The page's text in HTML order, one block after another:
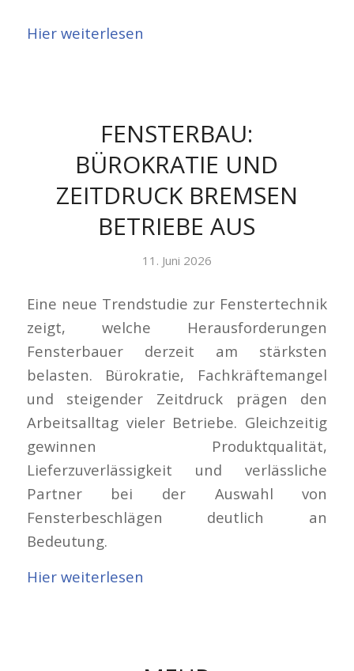
Hier weiterlesen
FENSTERBAU:
BÜROKRATIE UND
ZEITDRUCK BREMSEN
BETRIEBE AUS
11. Juni 2026
Eine neue Trendstudie zur Fenstertechnik
zeigt, welche Herausforderungen
Fensterbauer derzeit am stärksten
belasten. Bürokratie, Fachkräftemangel
und steigender Zeitdruck prägen den
Arbeitsalltag vieler Betriebe. Gleichzeitig
gewinnen Produktqualität,
Lieferzuverlässigkeit und verlässliche
Partner bei der Auswahl von
Fensterbeschlägen deutlich an
Bedeutung.
Hier weiterlesen